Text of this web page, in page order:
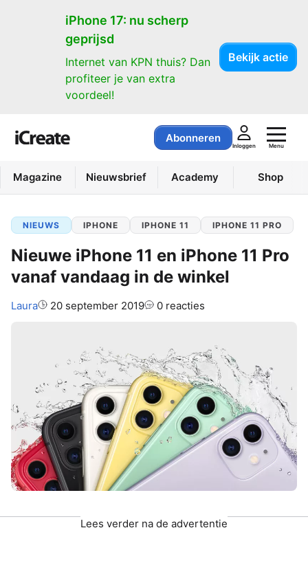
iPhone 17: nu scherp
geprijsd
Internet van KPN thuis? Dan
profiteer je van extra
voordeel!
Bekijk actie
Abonneren
Inloggen Menu
Magazine Nieuwsbrief Academy Shop
NIEUWS IPHONE IPHONE 11 IPHONE 11 PRO
Nieuwe iPhone 11 en iPhone 11 Pro
vanaf vandaag in de winkel
Auteur:
Laura 20 september 2019 0 reacties
Lees verder na de advertentie